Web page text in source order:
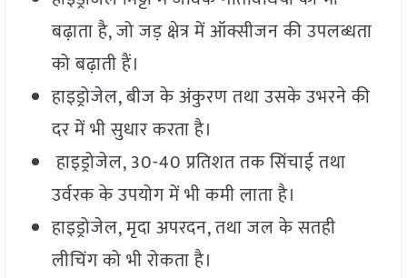
बढ़ाता है, जो जड़ क्षेत्र में ऑक्सीजन की उपलब्धता
को बढ़ाती हैं।
हाइड्रोजेल, बीज के अंकुरण तथा उसके उभरने की
दर में भी सुधार करता है।
हाइड्रोजेल, 30-40 प्रतिशत तक सिंचाई तथा
उर्वरक के उपयोग में भी कमी लाता है।
हाइड्रोजेल, मृदा अपरदन, तथा जल के सतही
लीचिंग को भी रोकता है।